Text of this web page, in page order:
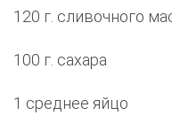
120 г. сливочного
100 г. сахара
1 среднее яйцо